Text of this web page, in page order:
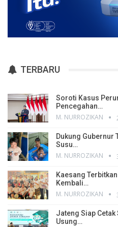
TERBARU
Soroti Kasus
Pencegahan…
M. NURROZIKAN
Dukung Gubernur
Susu…
M. NURROZIKAN
Kaesang
Kembali…
M. NURROZIKAN
Jateng Siap
Usung…